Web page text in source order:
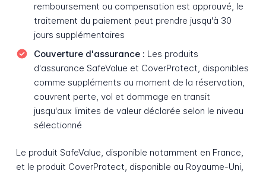
remboursement ou compensation est approuvé, le
traitement du paiement peut prendre jusqu'à 30
jours supplémentaires
Couverture d'assurance : Les produits
d'assurance SafeValue et CoverProtect, disponibles
comme suppléments au moment de la réservation,
couvrent perte, vol et dommage en transit
jusqu'aux limites de valeur déclarée selon le niveau
sélectionné
Le produit SafeValue, disponible notamment en France,
et le produit CoverProtect, disponible au Royaume-Uni,